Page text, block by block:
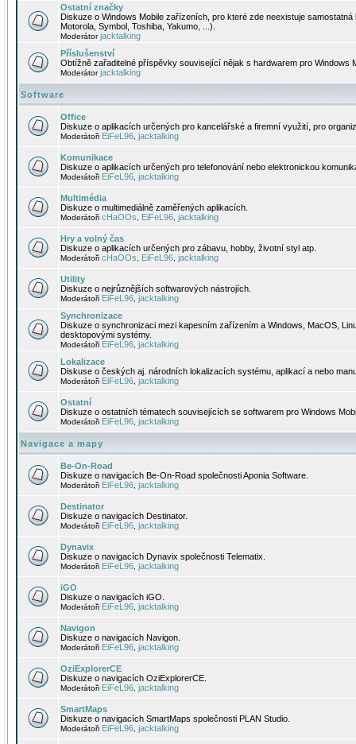
Ostatní značky
Diskuze o Windows Mobile zařízeních, pro které zde neexistuje
Motorola, Symbol, Toshiba, Yakumo, ...).
Moderátorjacktalking
Příslušenství
Obtížně zařaditelné příspěvky související nějak s hardwarem pro Windows
Moderátorjacktalking
Software
Office
Diskuze o aplikacích určených pro kancelářské a firemní využití, pro
Moderátoři EiFeL96 jacktalking
Komunikace
Diskuze o aplikacích určených pro telefonování nebo elektronickou
Moderátoři EiFeL96 jacktalking
Multimédia
Diskuze o multimediálně zaměřených aplikacích.
Moderátoři cHaOOs EiFeL96 jacktalking
Hry a volný čas
Diskuze o aplikacích určených pro zábavu, hobby, životní styl atp.
Moderátoři cHaOOs EiFeL96 jacktalking
Utility
Diskuze o nejrůznějších softwarových nástrojích.
Moderátoři EiFeL96 jacktalking
Synchronizace
Diskuze o synchronizaci mezi kapesním zařízením a Windows, MacOS,
desktopovými systémy.
Moderátoři EiFeL96 jacktalking
Lokalizace
Diskuse o českých aj. národních lokalizacích systému, aplikací a nebo
Moderátoři EiFeL96 jacktalking
Ostatní
Diskuze o ostatních tématech souvisejících se softwarem pro Windows
Moderátoři EiFeL96 jacktalking
Navigace a mapy
Be-On-Road
Diskuze o navigacích Be-On-Road společnosti Aponia Software.
Moderátoři EiFeL96 jacktalking
Destinator
Diskuze o navigacích Destinator.
Moderátoři EiFeL96 jacktalking
Dynavix
Diskuze o navigacích Dynavix společnosti Telematix.
Moderátoři EiFeL96 jacktalking
iGO
Diskuze o navigacích iGO.
Moderátoři EiFeL96 jacktalking
Navigon
Diskuze o navigacích Navigon.
Moderátoři EiFeL96 jacktalking
OziExplorerCE
Diskuze o navigacích OziExplorerCE.
Moderátoři EiFeL96 jacktalking
SmartMaps
Diskuze o navigacích SmartMaps společnosti PLAN Studio.
Moderátoři EiFeL96 jacktalking